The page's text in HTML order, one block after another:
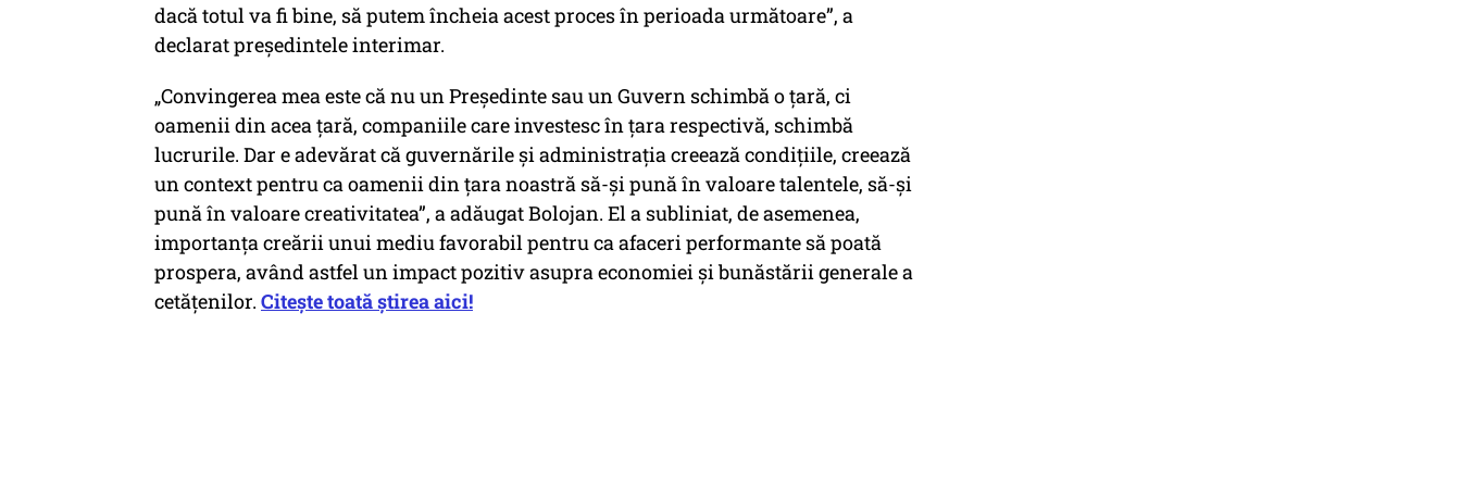
dacă totul va fi bine, să putem încheia acest proces în perioada următoare”, a
declarat președintele interimar.
„Convingerea mea este că nu un Președinte sau un Guvern schimbă o țară, ci
oamenii din acea țară, companiile care investesc în țara respectivă, schimbă
lucrurile. Dar e adevărat că guvernările și administrația creează condițiile, creează
un context pentru ca oamenii din țara noastră să-și pună în valoare talentele, să-și
pună în valoare creativitatea”, a adăugat Bolojan. El a subliniat, de asemenea,
importanța creării unui mediu favorabil pentru ca afaceri performante să poată
prospera, având astfel un impact pozitiv asupra economiei și bunăstării generale a
cetățenilor. Citește toată știrea aici!